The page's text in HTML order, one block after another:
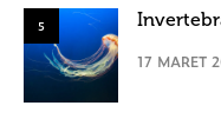
5
17 MARET